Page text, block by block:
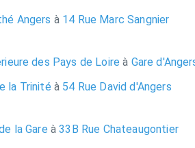
Angers à 14 Rue Marc Sangnier
des Pays de Loireà Gare
la Trinité à 54 Rue David d'Angers
la Gare à 33B Rue Chateaugontier